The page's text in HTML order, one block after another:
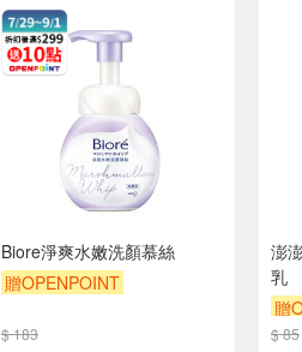
Biore淨爽水嫩洗顏慕絲
贈OPENPOINT
贈$200
$ 183
澎
乳
贈
贈
$ 85